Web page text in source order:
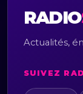
RADIO
Actualités,
SUIVEZ